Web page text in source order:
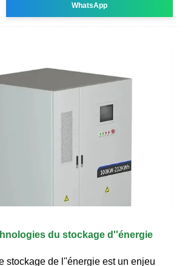
WhatsApp
du stockage d''énergie
stockage de l''énergie est un enjeu